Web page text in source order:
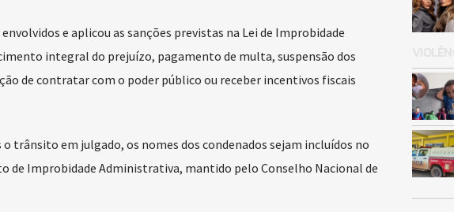
e aplicou as sanções previstas na Lei de Improbidade
integral do prejuízo, pagamento de multa, suspensão dos
de contratar com o poder público ou receber incentivos fiscais
trânsito em julgado, os nomes dos condenados sejam incluídos no
de Improbidade Administrativa, mantido pelo Conselho Nacional de